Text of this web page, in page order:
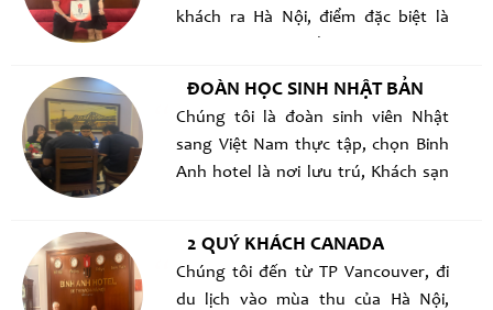
khách ra Hà Nội, điểm đặc biệt là
nay được bà chủ tặng quà, vui
ĐOÀN HỌC SINH NHẬT BẢN
Chúng tôi là đoàn sinh viên Nhật
sang Việt Nam thực tập, chọn Binh
Anh hotel là nơi lưu trú, Khách sạn
dịp se quay lại ! chủ khách sạn
còn cho mượn áo comple
2 QUÝ KHÁCH CANADA
Chúng tôi đến từ TP Vancouver, đi
du lịch vào mùa thu của Hà Nội,